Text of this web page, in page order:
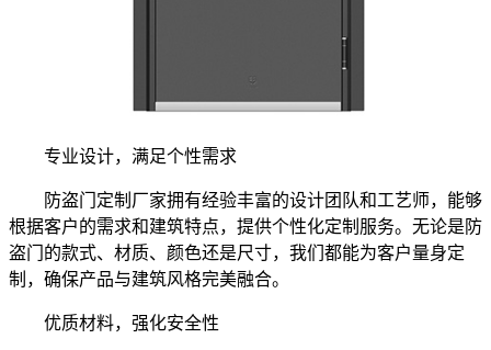
专业设计，满足个性需求
防盗门定制厂家拥有经验丰富的设计团队和工艺师，能够
根据客户的需求和建筑特点，提供个性化定制服务。无论是防
盗门的款式、材质、颜色还是尺寸，我们都能为客户量身定
制，确保产品与建筑风格完美融合。
优质材料，强化安全性